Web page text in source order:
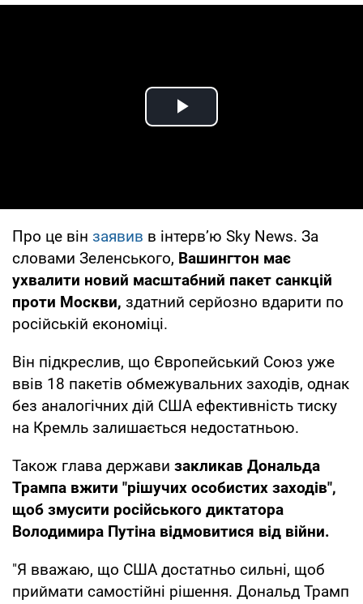
Play Video
Про це він заявив в інтерв’ю Sky News. За
словами Зеленського, Вашингтон має
ухвалити новий масштабний пакет санкцій
проти Москви, здатний серйозно вдарити по
російській економіці.
Він підкреслив, що Європейський Союз уже
ввів 18 пакетів обмежувальних заходів, однак
без аналогічних дій США ефективність тиску
на Кремль залишається недостатньою.
Також глава держави закликав Дональда
Трампа вжити "рішучих особистих заходів",
щоб змусити російського диктатора
Володимира Путіна відмовитися від війни.
"Я вважаю, що США достатньо сильні, щоб
приймати самостійні рішення. Дональд Трамп